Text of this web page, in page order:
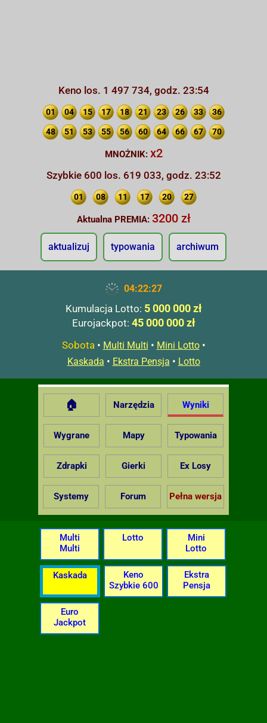
Keno los. 1 497 734, godz. 23:54
01 04 15 17 18 21 23 26 33 36
48 51 53 55 56 60 64 66 67 70
MNOŻNIK: x2
Szybkie 600 los. 619 033, godz. 23:52
01 08 11 17 20 27
Aktualna PREMIA: 3200 zł
aktualizuj typowania archiwum
04:22:28
Kumulacja Lotto: 5 000 000 zł
Eurojackpot: 45 000 000 zł
Sobota• Multi Multi • Mini Lotto•
Kaskada • Ekstra Pensja • Lotto
🏠 Narzędzia Wyniki
Wygrane Mapy Typowania
Zdrapki Gierki Ex Losy
Systemy Forum Pełna wersja
Multi
Multi
Lotto
Mini
Lotto
Kaskada
Keno
Szybkie 600
Ekstra
Pensja
Euro
Jackpot